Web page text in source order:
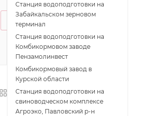
Cтанция водоподготовки на
Забайкальском зерновом
терминал
Cтанция водоподготовки на
Комбикормовом заводе
Пензамолинвест
Комбикормовый завод в
Курской области
Станция водоподготовки на
свиноводческом комплексе
Агроэко, Павловский р-н